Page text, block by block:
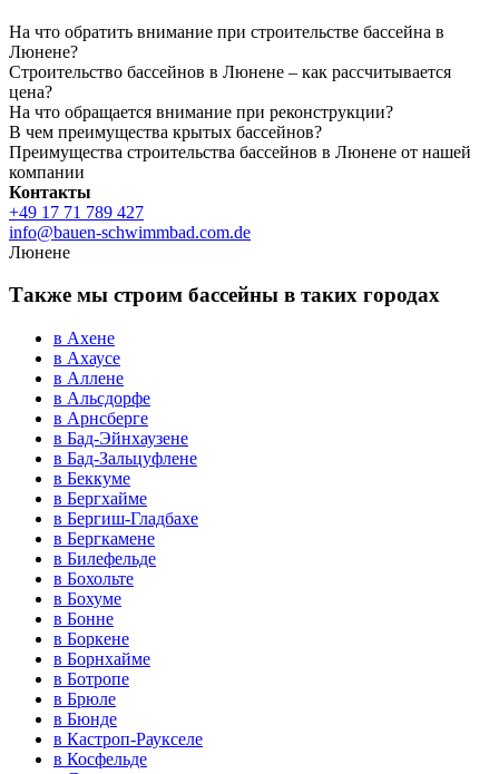
На что обратить внимание при строительстве бассейна в
Люнене?
Строительство бассейнов в Люнене – как рассчитывается
цена?
На что обращается внимание при реконструкции?
В чем преимущества крытых бассейнов?
Преимущества строительства бассейнов в Люнене от нашей
компании
Контакты
+49 17 71 789 427
info@bauen-schwimmbad.com.de
Люнене
Также мы строим бассейны в таких городах
в Ахене
в Ахаусе
в Аллене
в Альсдорфе
в Арнсберге
в Бад-Эйнхаузене
в Бад-Зальцуфлене
в Беккуме
в Бергхайме
в Бергиш-Гладбахе
в Бергкамене
в Билефельде
в Бохольте
в Бохуме
в Бонне
в Боркене
в Борнхайме
в Ботропе
в Брюле
в Бюнде
в Кастроп-Раукселе
в Косфельде